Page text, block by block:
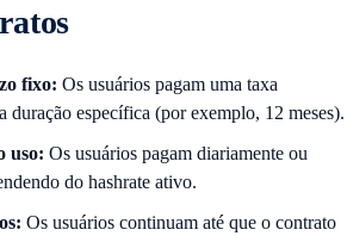
fixo: Os usuários pagam uma taxa
duração específica (por exemplo, 12 meses).
uso: Os usuários pagam diariamente ou
do hashrate ativo.
Os usuários continuam até que o contrato